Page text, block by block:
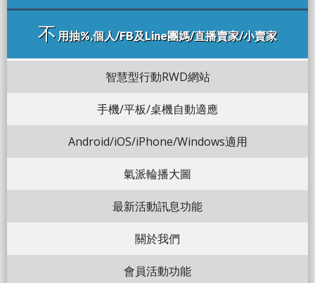
不 用抽%,個人/FB及Line團媽/直播賣家/小賣家
智慧型行動RWD網站
手機/平板/桌機自動適應
Android/iOS/iPhone/Windows適用
氣派輪播大圖
最新活動訊息功能
關於我們
會員活動功能